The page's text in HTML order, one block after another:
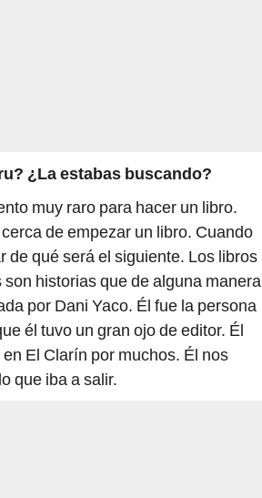
¿La estabas buscando?
muy raro para hacer un libro.
de empezar un libro. Cuando
de qué será el siguiente. Los libros
historias que de alguna manera
por Dani Yaco. Él fue la persona
él tuvo un gran ojo de editor. Él
El Clarín por muchos. Él nos
que iba a salir.